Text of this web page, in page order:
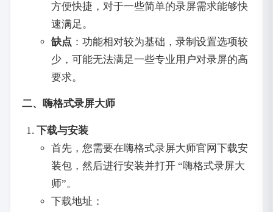
方便快捷，对于一些简单的录屏需求能够快
速满足。
缺点 ：功能相对较为基础，录制设置选项较
少，可能无法满足一些专业用户对录屏的高
要求。
二、嗨格式录屏大师
下载与安装
首先，您需要在嗨格式录屏大师官网下载安
装包，然后进行安装并打开 “嗨格式录屏大
师”。
下载地址：